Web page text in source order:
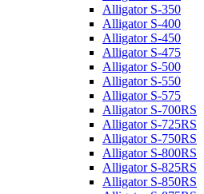
Alligator S-350
Alligator S-400
Alligator S-450
Alligator S-475
Alligator S-500
Alligator S-550
Alligator S-575
Alligator S-700RS
Alligator S-725RS
Alligator S-750RS
Alligator S-800RS
Alligator S-825RS
Alligator S-850RS